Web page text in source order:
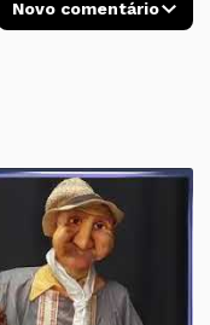
Novo comentário